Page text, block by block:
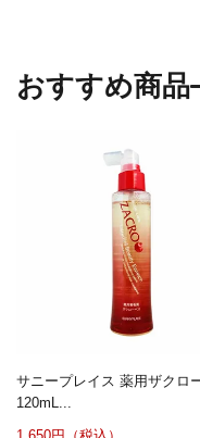
おすすめ商品
サニープレイス 薬用ザクロ
120mL...